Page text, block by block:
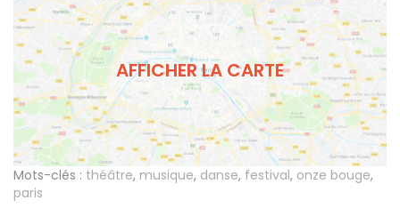
AFFICHER LA CARTE
Mots-clés : théâtre, musique, danse, festival, onze bouge,
paris